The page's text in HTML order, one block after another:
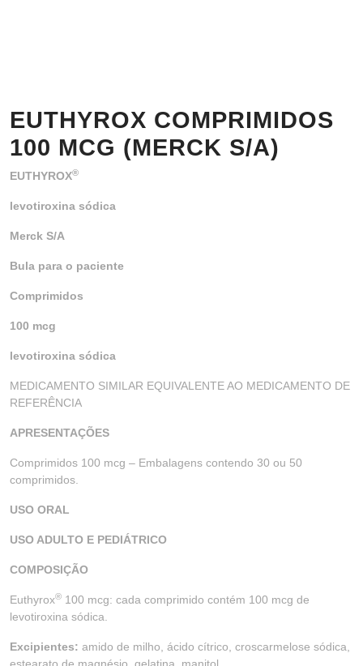
EUTHYROX COMPRIMIDOS
100 MCG (MERCK S/A)
EUTHYROX®
levotiroxina sódica
Merck S/A
Bula para o paciente
Comprimidos
100 mcg
levotiroxina sódica
MEDICAMENTO SIMILAR EQUIVALENTE AO MEDICAMENTO DE
REFERÊNCIA
APRESENTAÇÕES
Comprimidos 100 mcg – Embalagens contendo 30 ou 50
comprimidos.
USO ORAL
USO ADULTO E PEDIÁTRICO
COMPOSIÇÃO
Euthyrox® 100 mcg: cada comprimido contém 100 mcg de
levotiroxina sódica.
Excipientes: amido de milho, ácido cítrico, croscarmelose sódica,